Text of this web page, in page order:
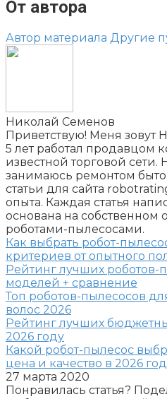
От автора
Автор материала Другие
Николай Семенов
Приветствую! Меня зовут
5 лет работал продавцом
известной торговой
занимаюсь ремонтом
статьи для сайта
опыта. Каждая статья
основана на собственном
роботами-пылесосами.
Как выбрать робот-
критериев от опытного
Рейтинг лучших роботов-
моделей + сравнение
Топ роботов-пылесосов
волос 2026
Рейтинг лучших
2026 году
Какой робот-пылесос
цена и качество в 2026
27 марта 2020
Понравилась статья?